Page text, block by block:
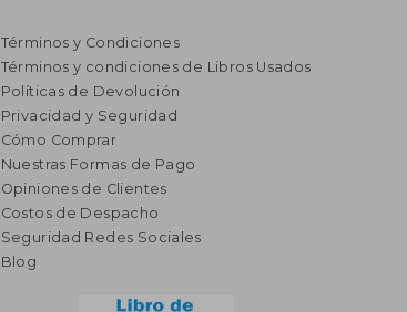
Términos y Condiciones
Términos y condiciones de Libros Usados
Políticas de Devolución
Privacidad y Seguridad
Cómo Comprar
Nuestras Formas de Pago
Opiniones de Clientes
Costos de Despacho
Seguridad Redes Sociales
Blog